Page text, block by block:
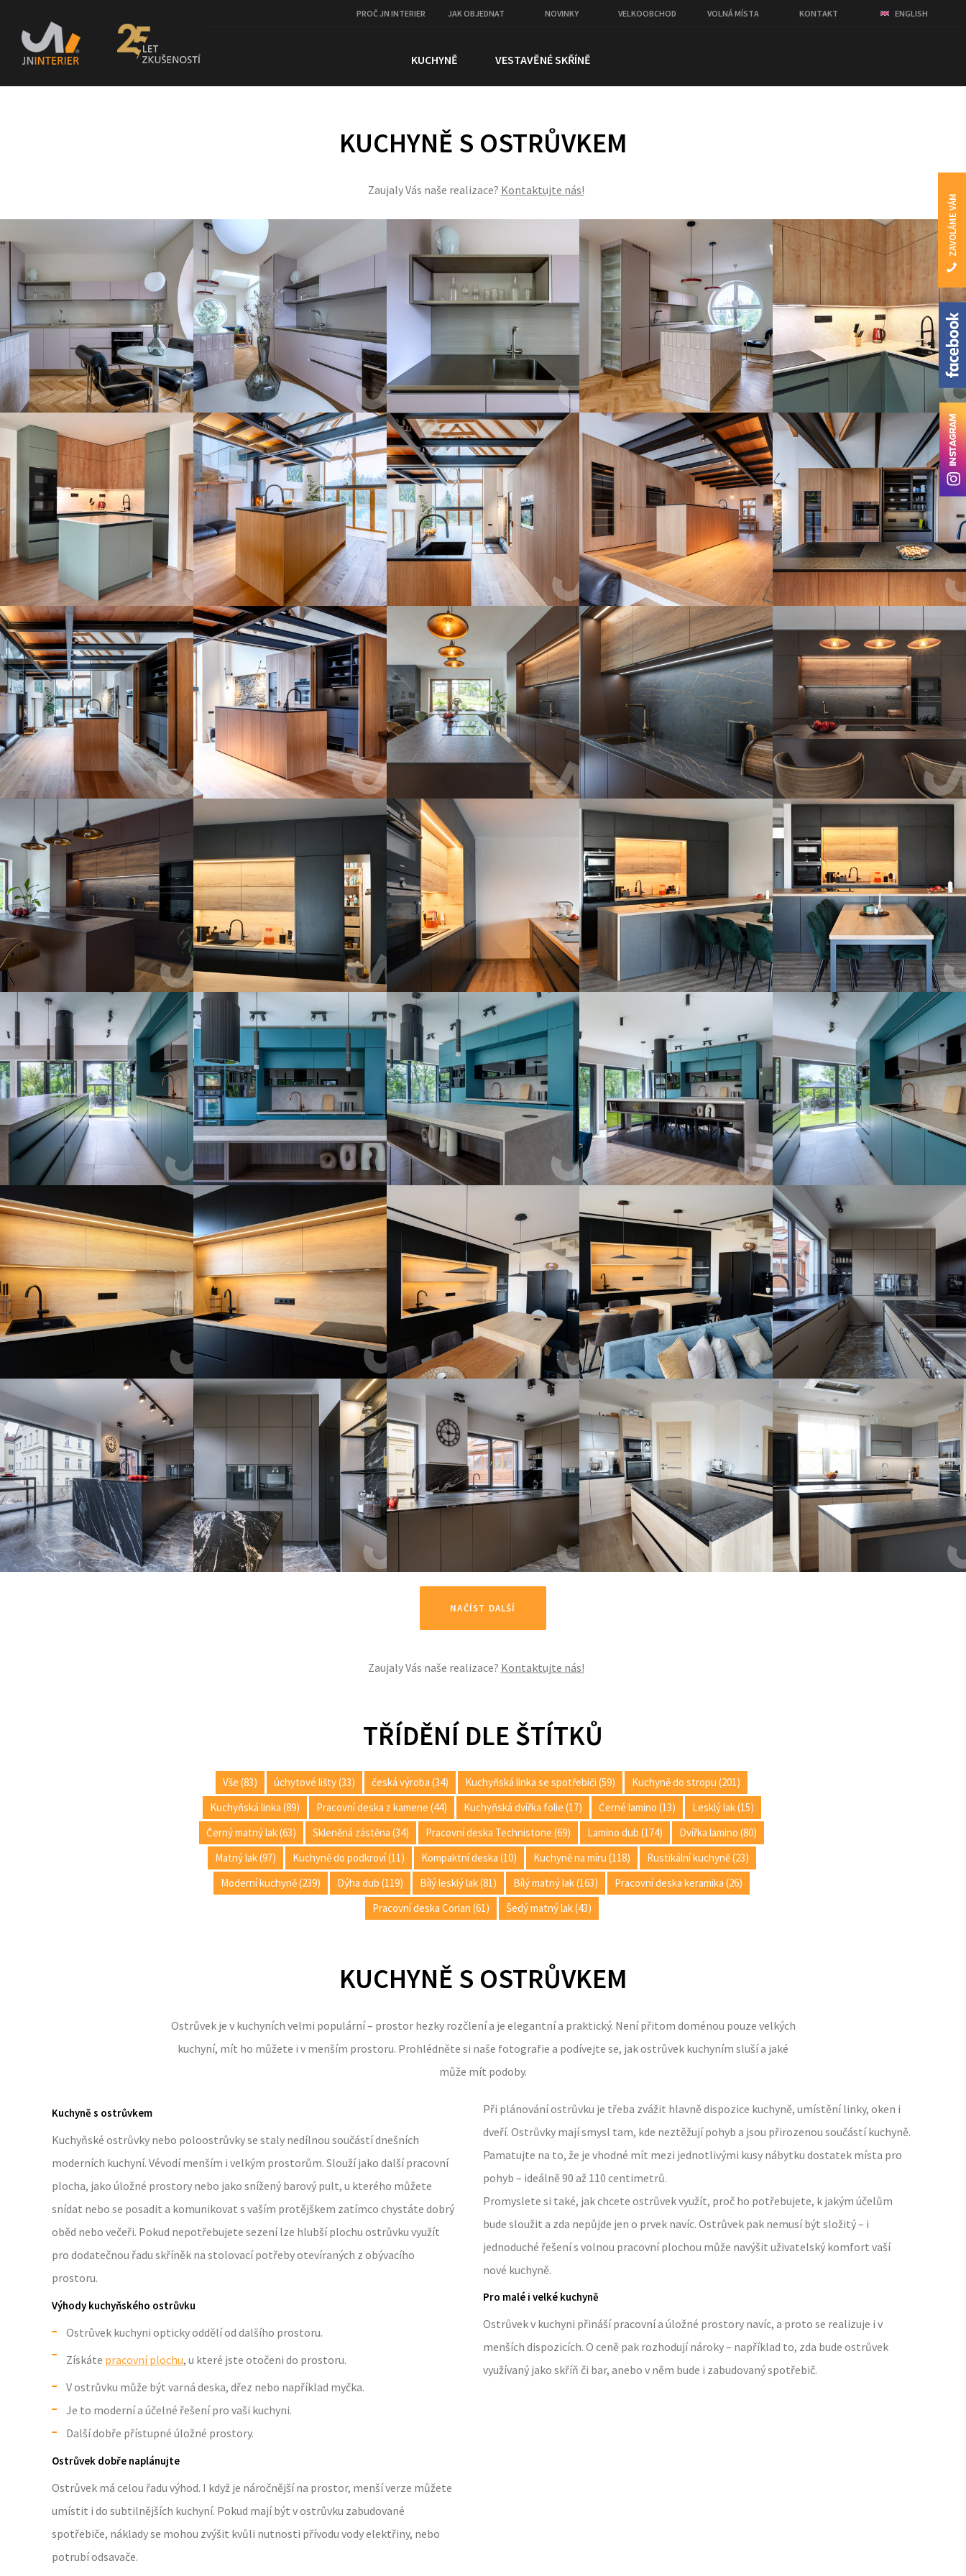
ZAVOLÁME VÁM
KUCHYNĚ VESTAVĚNÉ SKŘÍNĚ
PROČ JN INTERIER JAK OBJEDNAT NOVINKY VELKOOBCHOD VOLNÁ MÍSTA KONTAKT ENGLISH
KUCHYNĚ S OSTRŮVKEM
Zaujaly Vás naše realizace? Kontaktujte nás!
NAČÍST DALŠÍ
Zaujaly Vás naše realizace? Kontaktujte nás!
TŘÍDĚNÍ DLE ŠTÍTKŮ
Vše (83) úchytové lišty (33) česká výroba (34) Kuchyňská linka se spotřebiči (59)
Kuchyně do stropu (201)
Kuchyňská linka (89)
Pracovní deska z kamene (44) Kuchyňská dvířka folie (17) Černé lamino (13)
Lesklý lak (15)
Černý matný lak (63)
Skleněná zástěna (34) Pracovní deska Technistone (69) Lamino dub (174)
Dvířka lamino (80)
Matný lak (97)
Kuchyně do podkroví (11) Kompaktní deska (10) Kuchyně na míru (118)
Rustikální kuchyně (23)
Moderní kuchyně (239)
Dýha dub (119) Bílý lesklý lak (81) Bílý matný lak (163)
Pracovní deska keramika (26)
Pracovní deska Corian (61)
Šedý matný lak (43)
KUCHYNĚ S OSTRŮVKEM
Ostrůvek je v kuchyních velmi populární – prostor hezky rozčlení a je elegantní a praktický. Není přitom doménou pouze velkých
kuchyní, mít ho můžete i v menším prostoru. Prohlédněte si naše fotografie a podívejte se, jak ostrůvek kuchyním sluší a jaké
může mít podoby.
Kuchyně s ostrůvkem
Kuchyňské ostrůvky nebo poloostrůvky se staly nedílnou součástí dnešních
moderních kuchyní. Vévodí menším i velkým prostorům. Slouží jako další pracovní
plocha, jako úložné prostory nebo jako snížený barový pult, u kterého můžete
snídat nebo se posadit a komunikovat s vaším protějškem zatímco chystáte dobrý
oběd nebo večeři. Pokud nepotřebujete sezení lze hlubší plochu ostrůvku využít
pro dodatečnou řadu skříněk na stolovací potřeby otevíraných z obývacího
prostoru.
Výhody kuchyňského ostrůvku
Ostrůvek kuchyni opticky oddělí od dalšího prostoru.
Získáte pracovní plochu, u které jste otočeni do prostoru.
V ostrůvku může být varná deska, dřez nebo například myčka.
Je to moderní a účelné řešení pro vaši kuchyni.
Další dobře přístupné úložné prostory.
Ostrůvek dobře naplánujte
Ostrůvek má celou řadu výhod. I když je náročnější na prostor, menší verze můžete
umístit i do subtilnějších kuchyní. Pokud mají být v ostrůvku zabudované
spotřebiče, náklady se mohou zvýšit kvůli nutnosti přívodu vody elektřiny, nebo
potrubí odsavače.
Při plánování ostrůvku je třeba zvážit hlavně dispozice kuchyně, umístění linky, oken i
dveří. Ostrůvky mají smysl tam, kde neztěžují pohyb a jsou přirozenou součástí kuchyně.
Pamatujte na to, že je vhodné mít mezi jednotlivými kusy nábytku dostatek místa pro
pohyb – ideálně 90 až 110 centimetrů.
Promyslete si také, jak chcete ostrůvek využít, proč ho potřebujete, k jakým účelům
bude sloužit a zda nepůjde jen o prvek navíc. Ostrůvek pak nemusí být složitý – i
jednoduché řešení s volnou pracovní plochou může navýšit uživatelský komfort vaší
nové kuchyně.
Pro malé i velké kuchyně
Ostrůvek v kuchyni přináší pracovní a úložné prostory navíc, a proto se realizuje i v
menších dispozicích. O ceně pak rozhodují nároky – například to, zda bude ostrůvek
využívaný jako skříň či bar, anebo v něm bude i zabudovaný spotřebič.